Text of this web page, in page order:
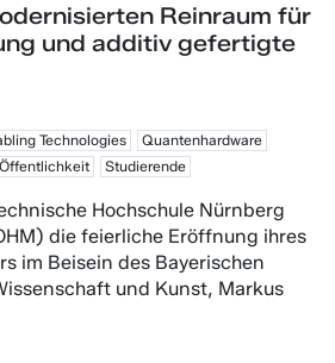
Reinraum für
und additiv gefertigte
Technologies
Quantenhardware
Öffentlichkeit Studierende
Hochschule Nürnberg
die feierliche Eröffnung ihres
im Beisein des Bayerischen
und Kunst, Markus